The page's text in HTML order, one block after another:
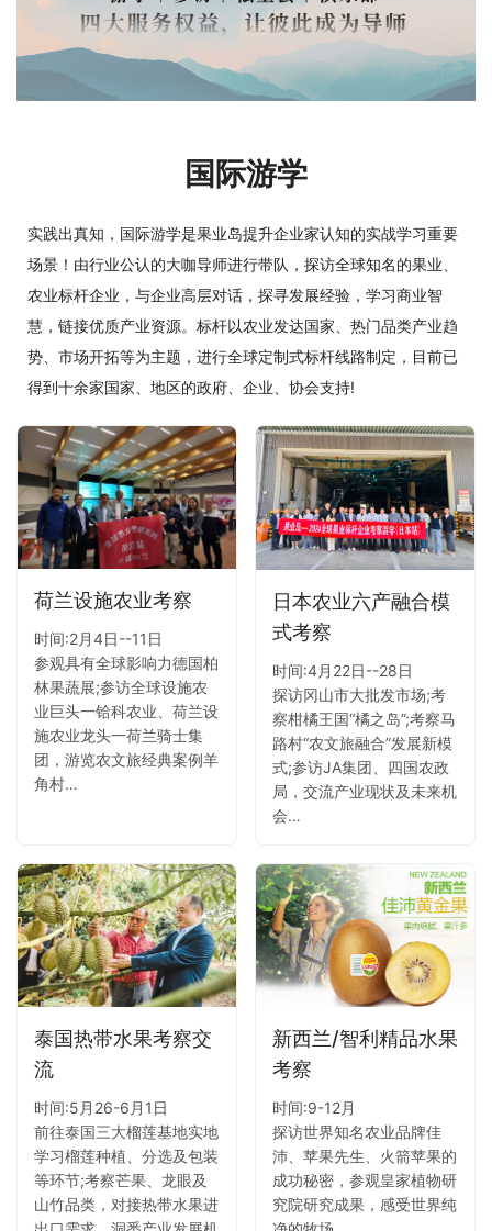
国际游学
实践出真知，国际游学是果业岛提升企业家认知的实战学习重要
场景！由行业公认的大咖导师进行带队，探访全球知名的果业、
农业标杆企业，与企业高层对话，探寻发展经验，学习商业智
慧，链接优质产业资源。标杆以农业发达国家、热门品类产业趋
势、市场开拓等为主题，进行全球定制式标杆线路制定，目前已
得到十余家国家、地区的政府、企业、协会支持!
荷兰设施农业考察
时间:2月4日--11日
参观具有全球影响力德国柏
林果蔬展;参访全球设施农
业巨头一铪科农业、荷兰设
施农业龙头一荷兰骑士集
团，游览农文旅经典案例羊
角村…
日本农业六产融合模
式考察
时间:4月22日--28日
探访冈山市大批发市场;考
察柑橘王国“橘之岛”;考察马
路村“农文旅融合”发展新模
式;参访JA集团、四国农政
局，交流产业现状及未来机
会…
泰国热带水果考察交
流
时间:5月26-6月1日
前往泰国三大榴莲基地实地
学习榴莲种植、分选及包装
等环节;考察芒果、龙眼及
山竹品类，对接热带水果进
新西兰/智利精品水果
考察
时间:9-12月
探访世界知名农业品牌佳
沛、苹果先生、火箭苹果的
成功秘密，参观皇家植物研
究院研究成果，感受世界纯